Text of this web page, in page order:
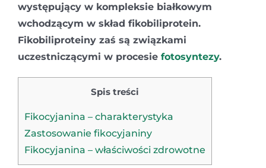
występujący w kompleksie białkowym
wchodzącym w skład fikobiliprotein.
Fikobiliproteiny zaś są związkami
uczestniczącymi w procesie fotosyntezy.
Spis treści
Fikocyjanina – charakterystyka
Zastosowanie fikocyjaniny
Fikocyjanina – właściwości zdrowotne